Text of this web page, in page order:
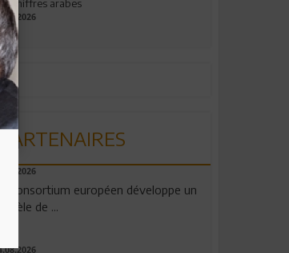
chiffres arabes
PARTENAIRES
Un consortium européen développe un
de ...